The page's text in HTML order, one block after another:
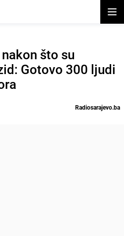
što su
Gotovo 300 ljudi
Radiosarajevo.ba